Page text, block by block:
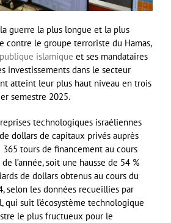
guerre la plus longue et la plus
contre le groupe terroriste du Hamas,
islamique et ses mandataires
investissements dans le secteur
atteint leur plus haut niveau en trois
semestre 2025.
technologiques israéliennes
dollars de capitaux privés auprès
365 tours de financement au cours
l’année, soit une hausse de 54 %
de dollars obtenus au cours du
selon les données recueillies par
qui suit l’écosystème technologique
le plus fructueux pour le